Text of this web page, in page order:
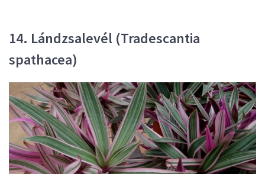
14. Lándzsalevél (Tradescantia
spathacea)